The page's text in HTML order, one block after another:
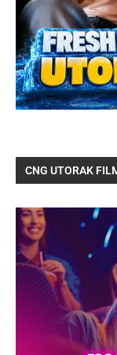
CNG UTORAK